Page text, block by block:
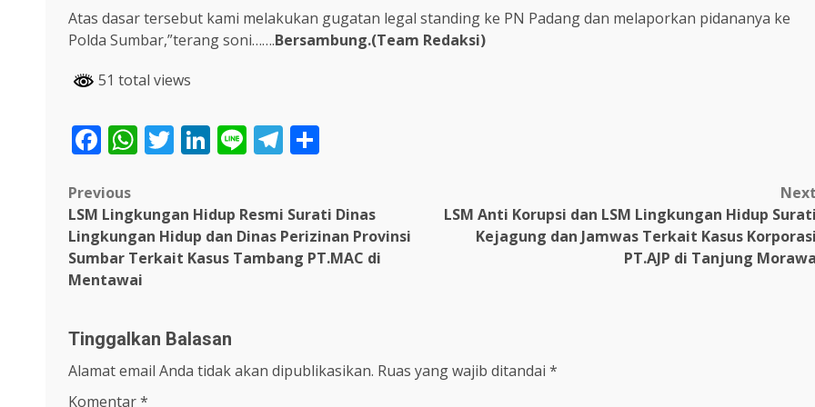
Atas dasar tersebut kami melakukan gugatan legal standing ke PN Padang dan melaporkan pidananya ke
Polda Sumbar,”terang soni…….Bersambung.(Team Redaksi)
51 total views
Facebook
WhatsApp
Twitter
LinkedIn
LineTelegram
Post
navigation
Previous
LSM Lingkungan Hidup Resmi Surati Dinas
Lingkungan Hidup dan Dinas Perizinan Provinsi
Sumbar Terkait Kasus Tambang PT.MAC di
Mentawai
Next
LSM Anti Korupsi dan LSM Lingkungan Hidup Surati
Kejagung dan Jamwas Terkait Kasus Korporasi
PT.AJP di Tanjung Morawa
Tinggalkan Balasan
Alamat email Anda tidak akan dipublikasikan. Ruas yang wajib ditandai *
Komentar*